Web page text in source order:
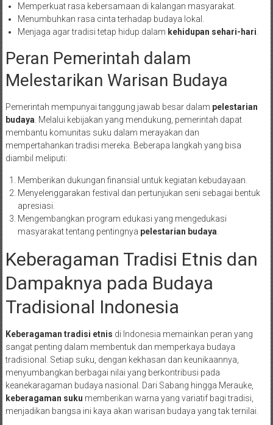
Memperkuat rasa kebersamaan di kalangan masyarakat.
Menumbuhkan rasa cinta terhadap budaya lokal.
Menjaga agar tradisi tetap hidup dalam kehidupan sehari-hari
Peran Pemerintah dalam
Melestarikan Warisan Budaya
Pemerintah mempunyai tanggung jawab besar dalam pelestarian
budaya . Melalui kebijakan yang mendukung, pemerintah dapat
membantu komunitas suku dalam merayakan dan
mempertahankan tradisi mereka. Beberapa langkah yang bisa
diambil meliputi:
Memberikan dukungan finansial untuk kegiatan kebudayaan.
Menyelenggarakan festival dan pertunjukan seni sebagai bentuk
apresiasi.
Mengembangkan program edukasi yang mengedukasi
masyarakat tentang pentingnya pelestarian budaya
Keberagaman Tradisi Etnis dan
Dampaknya pada Budaya
Tradisional Indonesia
Keberagaman tradisi etnis di Indonesia memainkan peran yang
sangat penting dalam membentuk dan memperkaya budaya
tradisional. Setiap suku, dengan kekhasan dan keunikaannya,
menyumbangkan berbagai nilai yang berkontribusi pada
keanekaragaman budaya nasional. Dari Sabang hingga Merauke,
keberagaman suku memberikan warna yang variatif bagi tradisi,
menjadikan bangsa ini kaya akan warisan budaya yang tak ternilai.